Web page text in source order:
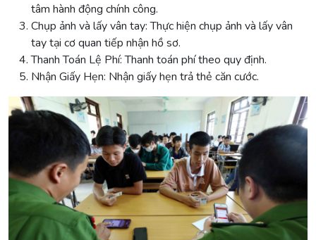
tâm hành động chính công.
Chụp ảnh và lấy vân tay: Thực hiện chụp ảnh và lấy vân
tay tại cơ quan tiếp nhận hồ sơ.
Thanh Toán Lệ Phí: Thanh toán phí theo quy định.
Nhận Giấy Hẹn: Nhận giấy hẹn trả thẻ căn cước.